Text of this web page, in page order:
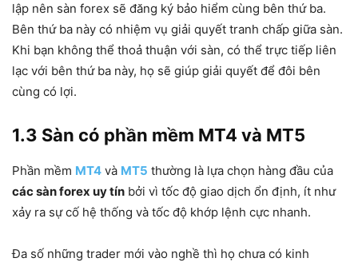
lập nên sàn forex sẽ đăng ký bảo hiểm cùng bên thứ ba.
Bên thứ ba này có nhiệm vụ giải quyết tranh chấp giữa sàn.
Khi bạn không thể thoả thuận với sàn, có thể trực tiếp liên
lạc với bên thứ ba này, họ sẽ giúp giải quyết để đôi bên
cùng có lợi.
1.3 Sàn có phần mềm MT4 và MT5
Phần mềm MT4 và MT5 thường là lựa chọn hàng đầu của
các sàn forex uy tín bởi vì tốc độ giao dịch ổn định, ít như
xảy ra sự cố hệ thống và tốc độ khớp lệnh cực nhanh.
Đa số những trader mới vào nghề thì họ chưa có kinh